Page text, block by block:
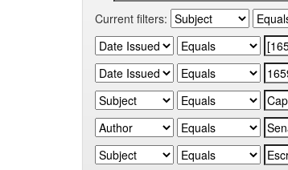
Current filters: